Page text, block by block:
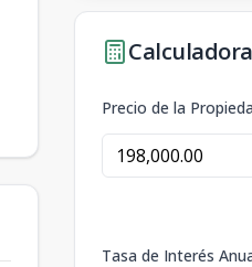
Precio de la
Tasa de Interés